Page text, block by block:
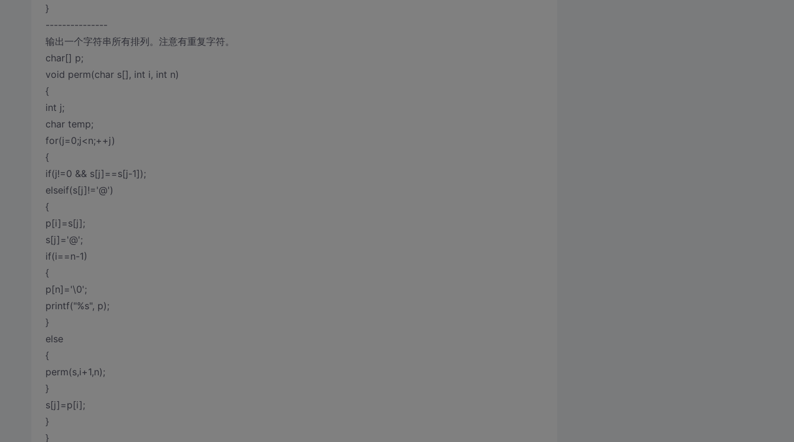
}
---------------
输出一个字符串所有排列。注意有重复字符。
char[] p;
void perm(char s[], int i, int n)
{
int j;
char temp;
for(j=0;j<n;++j)
{
if(j!=0 && s[j]==s[j-1]);
elseif(s[j]!='@')
{
p[i]=s[j];
s[j]='@';
if(i==n-1)
{
p[n]='\0';
printf("%s", p);
}
else
{
perm(s,i+1,n);
}
s[j]=p[i];
}
}